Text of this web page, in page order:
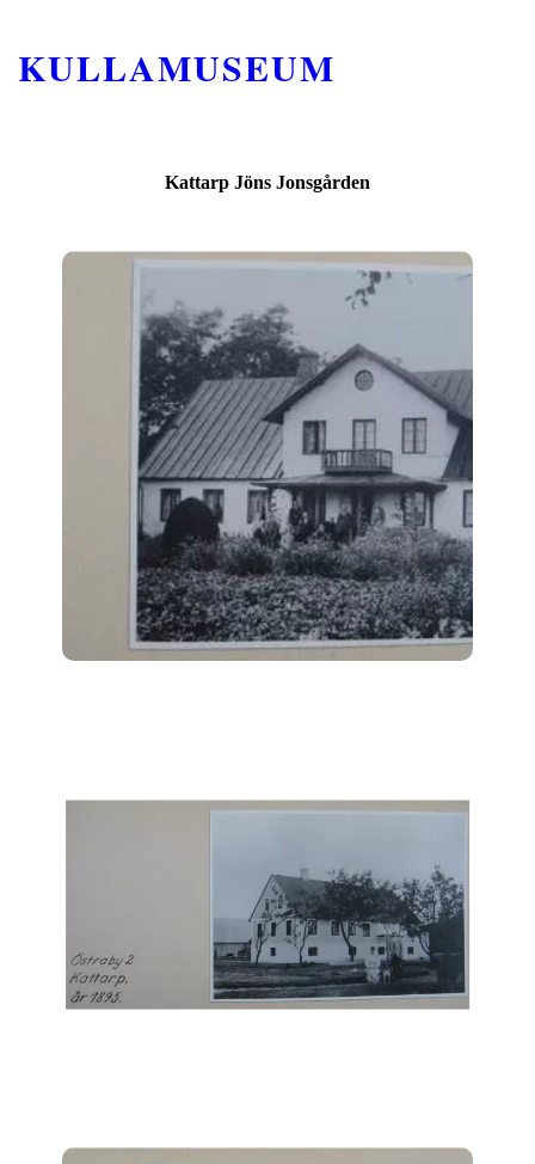
KULLAMUSEUM
Kattarp Jöns Jonsgården